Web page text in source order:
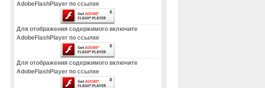
AdobeFlashPlayer по ссылке
Для отображения содержимого включите
AdobeFlashPlayer по ссылке
Для отображения содержимого включите
AdobeFlashPlayer по ссылке